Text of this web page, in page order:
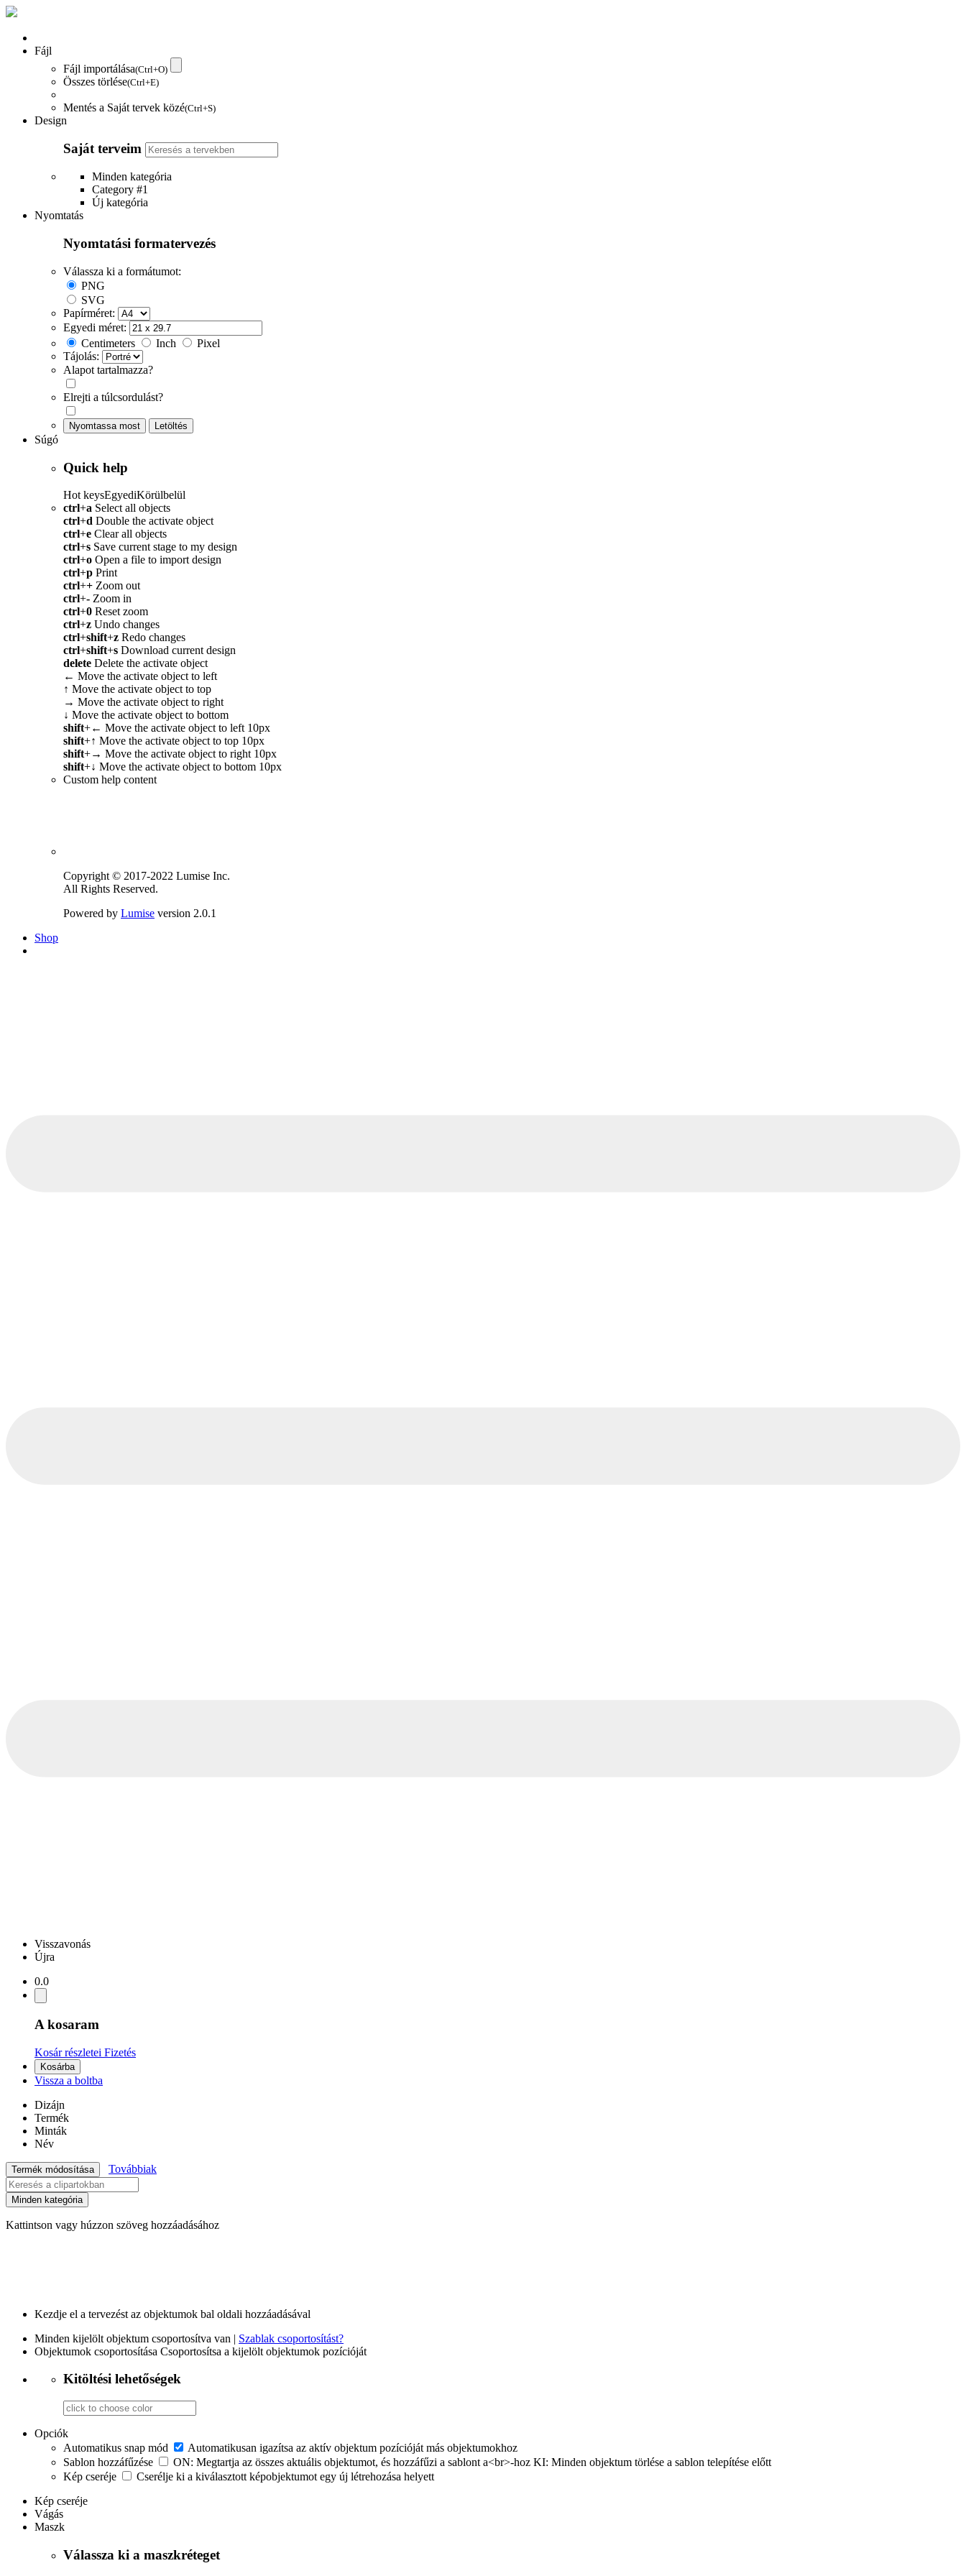
Fájl
Fájl importálása(Ctrl+O)
Összes törlése(Ctrl+E)
Mentés a Saját tervek közé(Ctrl+S)
Design
Saját terveim
Minden kategória
Category #1
Új kategória
Nyomtatás
Nyomtatási formatervezés
Válassza ki a formátumot:
PNG
SVG
Papírméret:
Egyedi méret:
Centimeters
Inch
Pixel
Tájolás:
Alapot tartalmazza?
Elrejti a túlcsordulást?
Nyomtassa most Letöltés
Súgó
Quick help
Hot keysEgyediKörülbelül
ctrl+a Select all objects
ctrl+d Double the activate object
ctrl+e Clear all objects
ctrl+s Save current stage to my design
ctrl+o Open a file to import design
ctrl+p Print
ctrl++ Zoom out
ctrl+- Zoom in
ctrl+0 Reset zoom
ctrl+z Undo changes
ctrl+shift+z Redo changes
ctrl+shift+s Download current design
delete Delete the activate object
← Move the activate object to left
↑ Move the activate object to top
→ Move the activate object to right
↓ Move the activate object to bottom
shift+← Move the activate object to left 10px
shift+↑ Move the activate object to top 10px
shift+→ Move the activate object to right 10px
shift+↓ Move the activate object to bottom 10px
Custom help content
Copyright © 2017-2022 Lumise Inc.
All Rights Reserved.
Powered by Lumise version 2.0.1
Shop
Visszavonás
Újra
0.0
A kosaram
Kosár részletei Fizetés
Kosárba
Vissza a boltba
Dizájn
Termék
Minták
Név
Termék módosítása Továbbiak
Minden kategória
Kattintson vagy húzzon szöveg hozzáadásához
Kezdje el a tervezést az objektumok bal oldali hozzáadásával
Minden kijelölt objektum csoportosítva van | Szablak csoportosítást?
Objektumok csoportosítása Csoportosítsa a kijelölt objektumok pozícióját
Kitöltési lehetőségek
Opciók
Automatikus snap mód
Automatikusan igazítsa az aktív objektum pozícióját más objektumokhoz
Sablon hozzáfűzése
ON: Megtartja az összes aktuális objektumot, és hozzáfűzi a sablont a<br>-hoz KI: Minden objektum törlése a sablon telepítése előtt
Kép cseréje
Cserélje ki a kiválasztott képobjektumot egy új létrehozása helyett
Kép cseréje
Vágás
Maszk
Válassza ki a maszkréteget